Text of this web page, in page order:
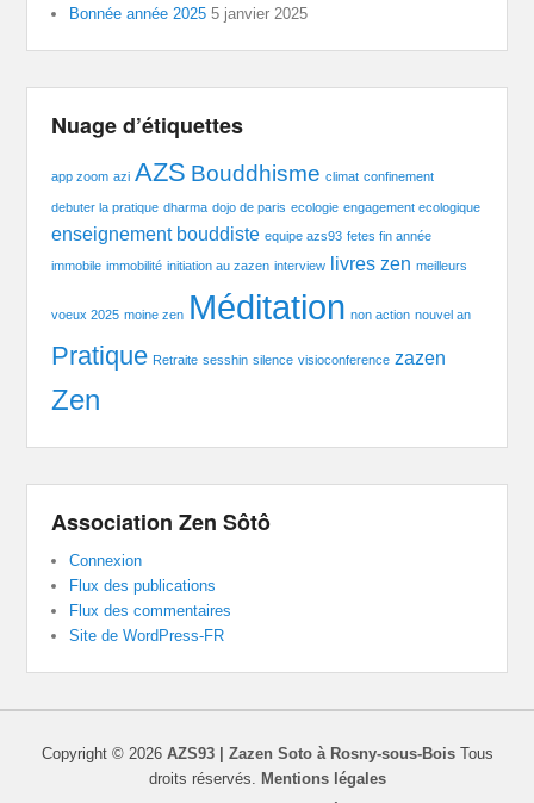
Bonnée année 2025 5 janvier 2025
Nuage d’étiquettes
app zoom azi AZS Bouddhisme climat confinement
debuter la pratique dharma dojo de paris ecologie engagement ecologique
enseignement bouddiste equipe azs93 fetes fin année
immobile immobilité initiation au zazen interview livres zen meilleurs
voeux 2025 moine zen Méditation non action nouvel an
Pratique Retraite sesshin silence visioconference zazen
Zen
Association Zen Sôtô
Connexion
Flux des publications
Flux des commentaires
Site de WordPress-FR
Copyright © 2026 AZS93 | Zazen Soto à Rosny-sous-BoisTous
droits réservés. Mentions légales